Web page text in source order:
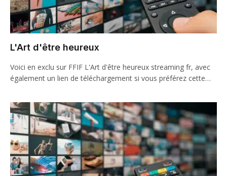
L'Art d'être heureux
Voici en exclu sur FFIF L'Art d'être heureux streaming fr, avec
également un lien de téléchargement si vous préférez cette…